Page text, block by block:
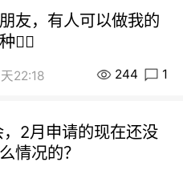
友，有人可以做我的
22:18 244 1
2月申请的现在还没
情况的？